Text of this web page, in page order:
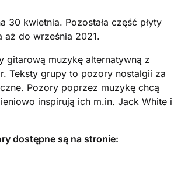
30 kwietnia. Pozostała część płyty
aż do września 2021.
gitarową muzykę alternatywną z
Teksty grupy to pozory nostalgii za
Pozory poprzez muzykę chcą
inspirują ich m.in. Jack White i
dostępne są na stronie: